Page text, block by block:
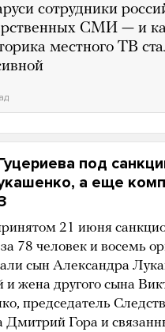
сотрудники
СМИ — и
местного ТВ
под
а еще
21 июня
78 человек и восемь
сын Александра
жена другого сына
председатель
Дмитрий Гора и